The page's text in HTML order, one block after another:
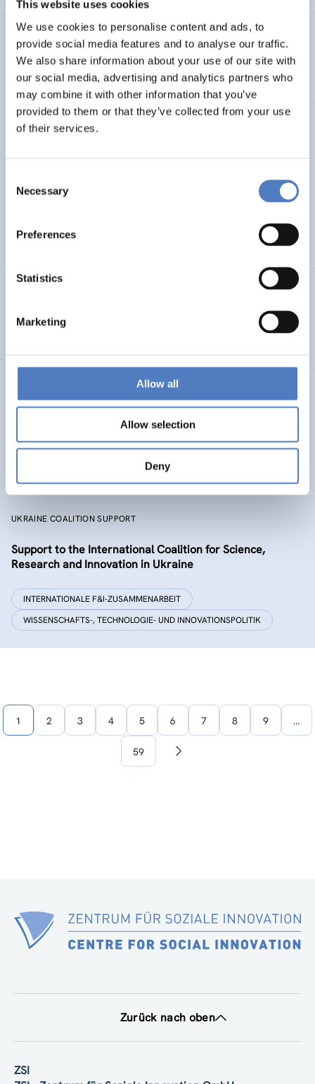
This website uses cookies
We use cookies to personalise content and ads, to
provide social media features and to analyse our traffic.
We also share information about your use of our site with
our social media, advertising and analytics partners who
may combine it with other information that you’ve
provided to them or that they’ve collected from your use
of their services.
Selection
Necessary
Preferences
Statistics
Marketing
Allow all
Allow selection
Deny
SI plus – Kompetenzzentrum für Soziale Innovation
AUFKOMMENDE THEMEN SOZIALE INNOVATION
LUKE
WISSENSCHAFTS-, TECHNOLOGIE- UND INNOVATIONSPOLITIK
NACHHALTIGE RESSOURCENSYSTEME
MSF
Mission Service Facility
…
UKRAINE COALITION SUPPORT
Support to the International Coalition for Science,
Research and Innovation in Ukraine
INTERNATIONALE F&I-ZUSAMMENARBEIT
WISSENSCHAFTS-, TECHNOLOGIE- UND INNOVATIONSPOLITIK
1 2 3 4 5 6 7 8 9 …
59
Nächste
Zurück nach oben
ZSI